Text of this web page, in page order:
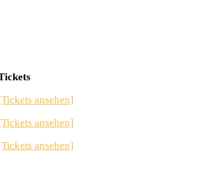
ansehen]
ansehen]
ansehen]